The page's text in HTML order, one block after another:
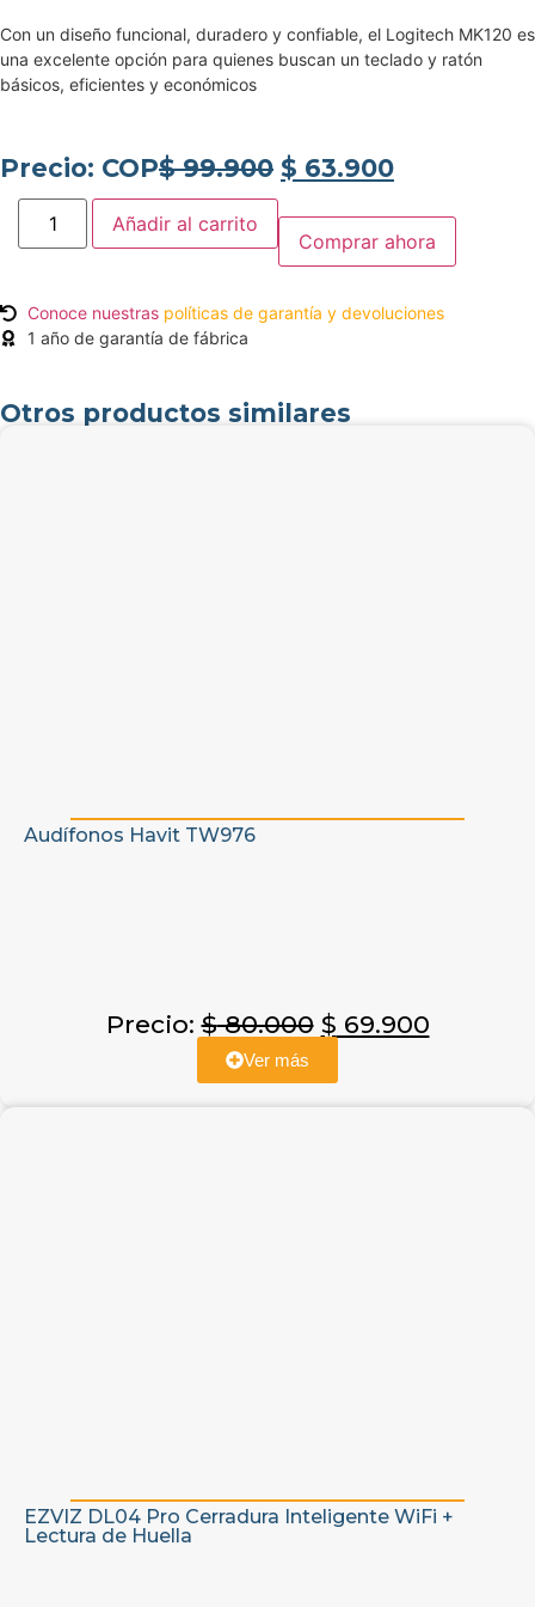
Con un diseño funcional, duradero y confiable, el Logitech MK120 es
una excelente opción para quienes buscan un teclado y ratón
básicos, eficientes y económicos
Precio: COP$99.900 $ 63.900
Añadir al carrito
Comprar ahora
Conoce nuestras políticas de garantía y devoluciones
1 año de garantía de fábrica
Otros productos similares
Audífonos Havit TW976
Precio:$80.000 $ 69.900
Ver más
EZVIZ DL04 Pro Cerradura Inteligente WiFi +
Lectura de Huella